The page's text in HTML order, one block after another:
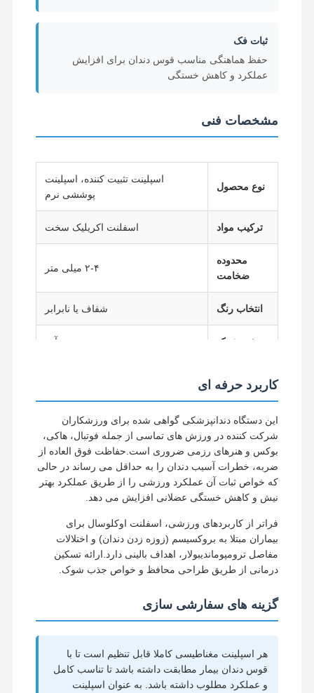
خانه کارخانه تور
حالا حرف بزن
دندان مصنوعی سرامیکی
روکش ایمکس
نوار ایمپلنت دندان
فرنگی که به فلز ذوب شده است
دستگاه ارتودنسی قابل برداشتن
دندان مصنوعی انعطاف پذیر
پروتزهای جزئی فلزی
ثبات فک
حفظ هماهنگی مناسب قوس دندان برای افزایش
عملکرد و کاهش خستگی
مشخصات فنی
نوع محصول
اسپلینت تثبیت کننده، اسپلینت
پوششی نرم
ترکیب مواد اسفلنت اکریلیک سخت
محدوده
ضخامت
۲-۴ میلی متر
انتخاب رنگ شفاف یا نابرابر
جذب شوک آره
برداشتن
وظایف
اصلی
پیشگیری از خسته شدن دندان، تراز
فک، حفاظت از TMJ
کاربرد حرفه ای
این دستگاه دندانپزشکی گواهی شده برای ورزشکاران
شرکت کننده در ورزش های تماسی از جمله فوتبال، هاکی،
بوکس و هنرهای رزمی ضروری است.حفاظت فوق العاده از
ضربه، خطرات آسیب دندان را به حداقل می رساند در حالی
که خواص ثبات آن عملکرد ورزشی را از طریق عملکرد بهتر
نیش و کاهش خستگی عضلانی افزایش می دهد.
فراتر از کاربردهای ورزشی، اسفلنت اوکلوسال برای
بیماران مبتلا به بروکسیسم (زوزه زدن دندان) و اختلالات
مفاصل ترومپوماندیبولار، اهداف بالینی دارد.ارائه تسکین
درمانی از طریق طراحی محافظ و خواص جذب شوک.
گزینه های سفارشی سازی
هر اسپلینت مغناطیسی کاملا قابل تنظیم است تا با
قوس دندان بیمار مطابقت داشته باشد تا تناسب کامل
و عملکرد مطلوب داشته باشد. به عنوان اسپلینت